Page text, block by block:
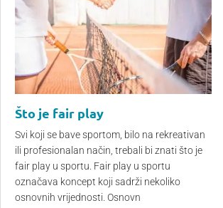
Što je fair play
Svi koji se bave sportom, bilo na rekreativan
ili profesionalan način, trebali bi znati što je
fair play u sportu. Fair play u sportu
označava koncept koji sadrži nekoliko
osnovnih vrijednosti. Osnovn